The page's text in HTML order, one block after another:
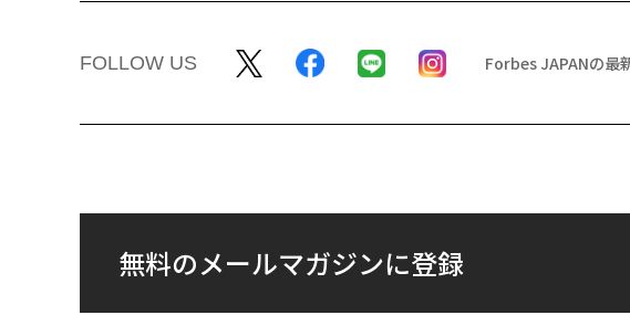
FOLLOW US Forbes JAPANの最
無料のメールマガジンに登録